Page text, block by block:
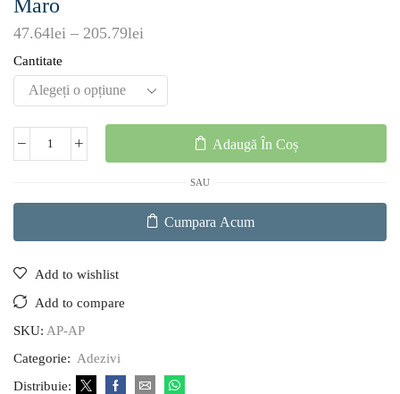
Maro
47.64lei – 205.79lei
Cantitate
Adaugă În Coș
SAU
Cumpara Acum
Add to wishlist
Add to compare
SKU: AP-AP
Categorie: Adezivi
Distribuie: